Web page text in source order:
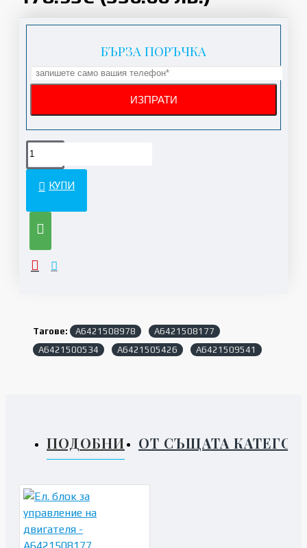
БЪРЗА ПОРЪЧКА
КУПИ
Тагове: A6421508978
A6421508177
A6421500534
A6421505426 A6421509541
ПОДОБНИ ОТ СЪЩАТА